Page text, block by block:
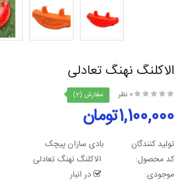
الاکلنگ نهنگ تعادلی
0 نظر سفارش (2)
1,100,000تومان
تولید کنندگان
بادی سازان پیچک
کد محصول:
الاکلنگ نهنگ تعادلی
موجودی:
در انبار